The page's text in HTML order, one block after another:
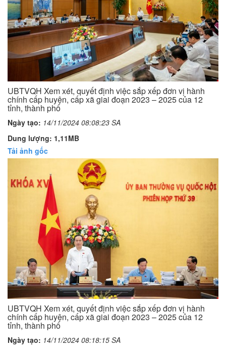
UBTVQH Xem xét, quyết định việc sắp xếp đơn vị hành
chính cấp huyện, cấp xã giai đoạn 2023 – 2025 của 12
tỉnh, thành phố
Ngày tạo: 14/11/2024 08:08:23 SA
Dung lượng: 1,11MB
Tải ảnh gốc
UBTVQH Xem xét, quyết định việc sắp xếp đơn vị hành
chính cấp huyện, cấp xã giai đoạn 2023 – 2025 của 12
tỉnh, thành phố
Ngày tạo: 14/11/2024 08:18:15 SA